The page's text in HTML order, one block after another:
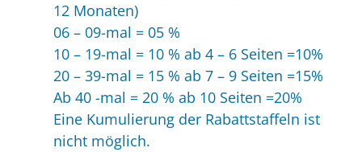
12 Monaten)
06 – 09-mal = 05 %
10 – 19-mal = 10 % ab 4 – 6 Seiten =10%
20 – 39-mal = 15 % ab 7 – 9 Seiten =15%
Ab 40 -mal = 20 % ab 10 Seiten =20%
Eine Kumulierung der Rabattstaffeln ist
nicht möglich.